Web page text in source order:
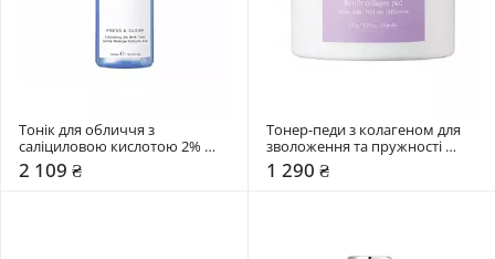
Тонік для обличчя з
саліциловою кислотою 2%
Medik8 150 мл
2 109 ₴
Тонер-педи з колагеном для
зволоження та пружності
Needly 80 шт
1 290 ₴